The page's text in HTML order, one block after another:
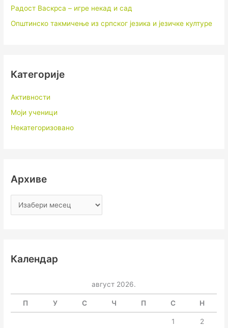
Радост Васкрса – игре некад и сад
Општинско такмичење из српског језика и језичке културе
Категорије
Активности
Моји ученици
Некатегоризовано
Архиве
Календар
август 2026.
П У С Ч П С Н
1
2